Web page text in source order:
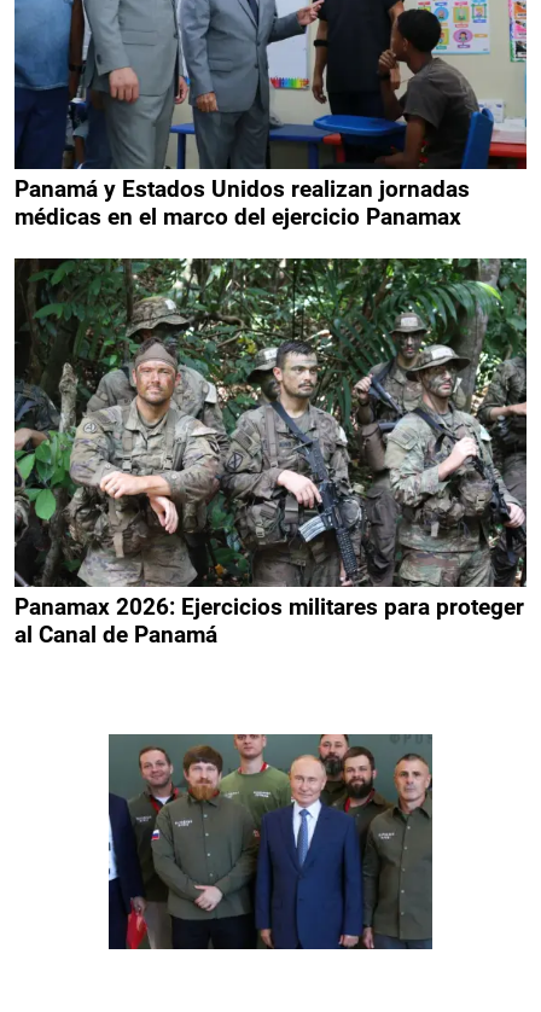
Panamá y Estados Unidos realizan jornadas
médicas en el marco del ejercicio Panamax
Panamax 2026: Ejercicios militares para proteger
al Canal de Panamá